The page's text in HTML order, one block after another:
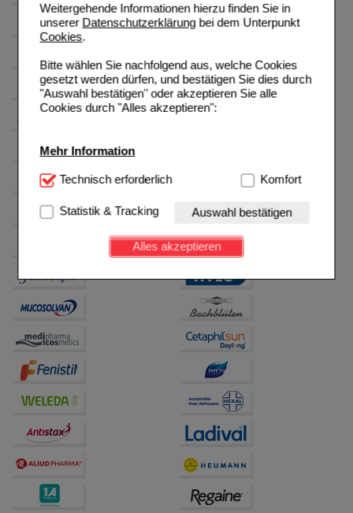
Weitergehende Informationen hierzu finden Sie in
unserer Datenschutzerklärungbei dem Unterpunkt
Cookies.
Bitte wählen Sie nachfolgend aus, welche Cookies
gesetzt werden dürfen, und bestätigen Sie dies durch
"Auswahl bestätigen" oder akzeptieren Sie alle
Cookies durch "Alles akzeptieren":
Mehr Information
Technisch Notwendig:Hierbei handelt es sich um
Website notwendig sind (z.B. Navigation, Warenkorb,
Kundenkonto), weshalb auf diese nicht verzichtet
werden kann.
Einkaufserlebnis noch ansprechender zu gestalten,
Besuchers oder unsere Seite an bevorzugte
Verhaltensweisen (z.B. Spracheinstellung)
anzupassen. Komfort-Cookies ermöglichen es uns
auch auf Ihre Bedürfnisse zugeschrittene Inhalte
anzuzeigen und unser Partnerprogramm zu
betreiben.
Statistik & Tracking:
Hierüber lassen sich
Informationen über die Art und Weise der Nutzung
unserer Website sammeln, mit deren Hilfe wir unsere
auf unserer Website aber auch die Werbung auf
Drittseiten möglichst relevant für Sie zu gestalten.
Bitte beachten Sie, dass Daten hierfür teilweise an
Dritte wie z.B. Google oder soziale Medien
Technisch erforderlich Komfort
Statistik & Tracking Auswahl bestätigen
Alles akzeptieren